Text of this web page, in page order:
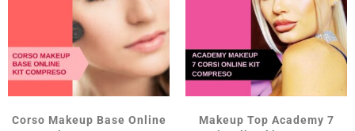
Corso Makeup Base Online
Makeup Top Academy 7